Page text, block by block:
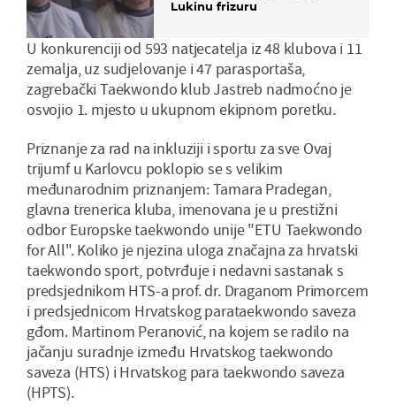
Lukinu frizuru
U konkurenciji od 593 natjecatelja iz 48 klubova i 11
zemalja, uz sudjelovanje i 47 parasportaša,
zagrebački Taekwondo klub Jastreb nadmoćno je
osvojio 1. mjesto u ukupnom ekipnom poretku.
Priznanje za rad na inkluziji i sportu za sve Ovaj
trijumf u Karlovcu poklopio se s velikim
međunarodnim priznanjem: Tamara Pradegan,
glavna trenerica kluba, imenovana je u prestižni
odbor Europske taekwondo unije "ETU Taekwondo
for All". Koliko je njezina uloga značajna za hrvatski
taekwondo sport, potvrđuje i nedavni sastanak s
predsjednikom HTS-a prof. dr. Draganom Primorcem
i predsjednicom Hrvatskog parataekwondo saveza
gđom. Martinom Peranović, na kojem se radilo na
jačanju suradnje između Hrvatskog taekwondo
saveza (HTS) i Hrvatskog para taekwondo saveza
(HPTS).